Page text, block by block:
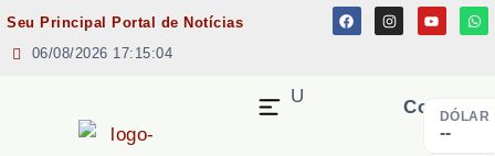
Seu Principal Portal de Notícias
06/08/2026 17:15:04
Cotação
DÓLAR
--
MENU